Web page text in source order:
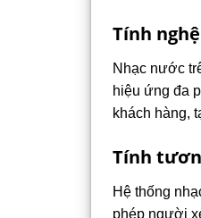
Tính
Nhạc nước
hiệu ứng đa
khách hàng,
Tính
Hệ thống
phép người